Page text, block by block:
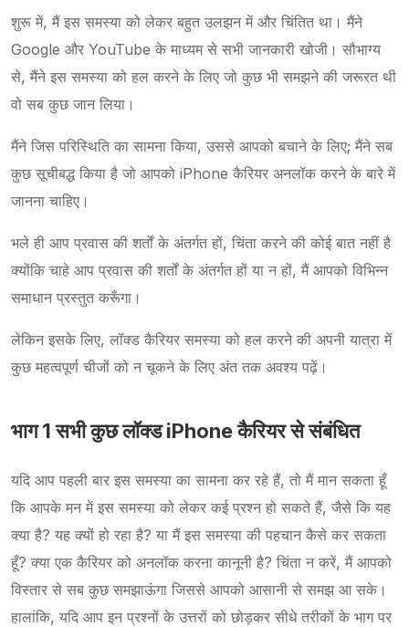
शुरू में, मैं इस समस्या को लेकर बहुत उलझन में और चिंतित था। मैंने
Google और YouTube के माध्यम से सभी जानकारी खोजी। सौभाग्य
से, मैंने इस समस्या को हल करने के लिए जो कुछ भी समझने की जरूरत थी
वो सब कुछ जान लिया।
मैंने जिस परिस्थिति का सामना किया, उससे आपको बचाने के लिए; मैंने सब
कुछ सूचीबद्ध किया है जो आपको iPhone कैरियर अनलॉक करने के बारे में
जानना चाहिए।
भले ही आप प्रवास की शर्तों के अंतर्गत हों, चिंता करने की कोई बात नहीं है
क्योंकि चाहे आप प्रवास की शर्तों के अंतर्गत हों या न हों, मैं आपको विभिन्न
समाधान प्रस्तुत करूँगा।
लेकिन इसके लिए, लॉक्ड कैरियर समस्या को हल करने की अपनी यात्रा में
कुछ महत्वपूर्ण चीजों को न चूकने के लिए अंत तक अवश्य पढ़ें।
भाग 1 सभी कुछ लॉक्ड iPhone कैरियर से संबंधित
यदि आप पहली बार इस समस्या का सामना कर रहे हैं, तो मैं मान सकता हूँ
कि आपके मन में इस समस्या को लेकर कई प्रश्न हो सकते हैं, जैसे कि यह
क्या है? यह क्यों हो रहा है? या मैं इस समस्या की पहचान कैसे कर सकता
हूँ? क्या एक कैरियर को अनलॉक करना कानूनी है? चिंता न करें, मैं आपको
विस्तार से सब कुछ समझाऊंगा जिससे आपको आसानी से समझ आ सके।
हालांकि, यदि आप इन प्रश्नों के उत्तरों को छोड़कर सीधे तरीकों के भाग पर